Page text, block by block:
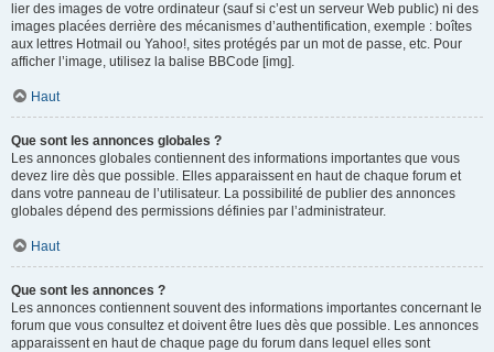
lier des images de votre ordinateur (sauf si c’est un serveur Web public) ni des
images placées derrière des mécanismes d’authentification, exemple : boîtes
aux lettres Hotmail ou Yahoo!, sites protégés par un mot de passe, etc. Pour
afficher l’image, utilisez la balise BBCode [img].
Haut
Que sont les annonces globales ?
Les annonces globales contiennent des informations importantes que vous
devez lire dès que possible. Elles apparaissent en haut de chaque forum et
dans votre panneau de l’utilisateur. La possibilité de publier des annonces
globales dépend des permissions définies par l’administrateur.
Haut
Que sont les annonces ?
Les annonces contiennent souvent des informations importantes concernant le
forum que vous consultez et doivent être lues dès que possible. Les annonces
apparaissent en haut de chaque page du forum dans lequel elles sont